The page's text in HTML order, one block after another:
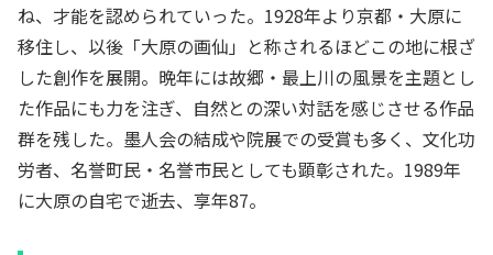
ね、才能を認められていった。1928年より京都・大原に
移住し、以後「大原の画仙」と称されるほどこの地に根ざ
した創作を展開。晩年には故郷・最上川の風景を主題とし
た作品にも力を注ぎ、自然との深い対話を感じさせる作品
群を残した。墨人会の結成や院展での受賞も多く、文化功
労者、名誉町民・名誉市民としても顕彰された。1989年
に大原の自宅で逝去、享年87。